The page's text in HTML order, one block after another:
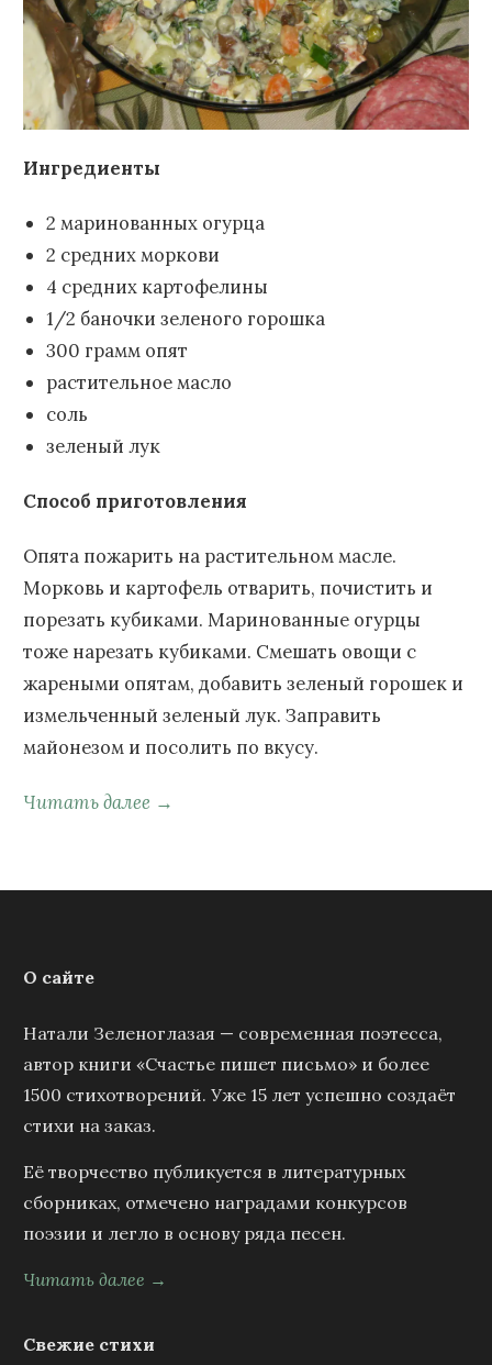
Ингредиенты
2 маринованных огурца
2 средних моркови
4 средних картофелины
1/2 баночки зеленого горошка
300 грамм опят
растительное масло
соль
зеленый лук
Способ приготовления
Опята пожарить на растительном масле.
Морковь и картофель отварить, почистить и
порезать кубиками. Маринованные огурцы
тоже нарезать кубиками. Смешать овощи с
жареными опятам, добавить зеленый горошек и
измельченный зеленый лук. Заправить
майонезом и посолить по вкусу.
Читать далее →
О сайте
Натали Зеленоглазая — современная поэтесса,
автор книги «Счастье пишет письмо» и более
1500 стихотворений. Уже 15 лет успешно создаёт
стихи на заказ.
Её творчество публикуется в литературных
сборниках, отмечено наградами конкурсов
поэзии и легло в основу ряда песен.
Читать далее →
Свежие стихи